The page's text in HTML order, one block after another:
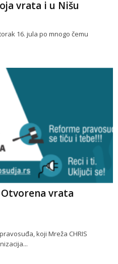
vrata i u Nišu
16. jula po mnogo čemu
vrata
koji Mreža CHRIS